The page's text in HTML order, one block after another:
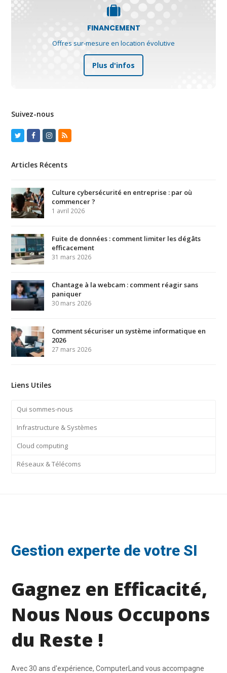
FINANCEMENT
Offres sur-mesure en location évolutive
Plus d'infos
Suivez-nous
TwitterFacebook
Instagram
RSS
Articles Récents
Culture cybersécurité en entreprise : par où
commencer ?
1 avril 2026
Fuite de données : comment limiter les dégâts
efficacement
31 mars 2026
Chantage à la webcam : comment réagir sans
paniquer
30 mars 2026
Comment sécuriser un système informatique en
2026
27 mars 2026
Liens Utiles
Qui sommes-nous
Infrastructure & Systèmes
Cloud computing
Réseaux & Télécoms
Gestion experte de votre SI
Gagnez en Efficacité,
Nous Nous Occupons
du Reste !
Avec 30 ans d'expérience, ComputerLand vous accompagne